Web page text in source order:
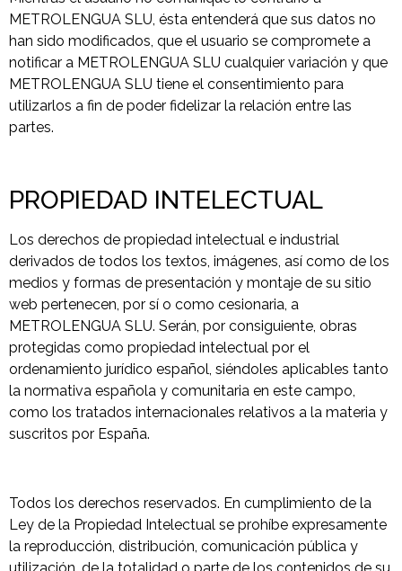
METROLENGUA SLU, ésta entenderá que sus datos no
han sido modificados, que el usuario se compromete a
notificar a METROLENGUA SLU cualquier variación y que
METROLENGUA SLU tiene el consentimiento para
utilizarlos a fin de poder fidelizar la relación entre las
partes.
PROPIEDAD INTELECTUAL
Los derechos de propiedad intelectual e industrial
derivados de todos los textos, imágenes, así como de los
medios y formas de presentación y montaje de su sitio
web pertenecen, por sí o como cesionaria, a
METROLENGUA SLU. Serán, por consiguiente, obras
protegidas como propiedad intelectual por el
ordenamiento jurídico español, siéndoles aplicables tanto
la normativa española y comunitaria en este campo,
como los tratados internacionales relativos a la materia y
suscritos por España.
Todos los derechos reservados. En cumplimiento de la
Ley de la Propiedad Intelectual se prohíbe expresamente
la reproducción, distribución, comunicación pública y